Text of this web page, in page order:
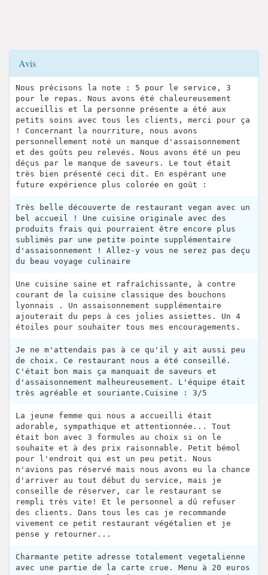
Avis
Nous précisons la note : 5 pour le service, 3
pour le repas. Nous avons été chaleureusement
accueillis et la personne présente a été aux
petits soins avec tous les clients, merci pour ça
! Concernant la nourriture, nous avons
personnellement noté un manque d'assaisonnement
et des goûts peu relevés. Nous avons été un peu
déçus par le manque de saveurs. Le tout était
très bien présenté ceci dit. En espérant une
future expérience plus colorée en goût :
Très belle découverte de restaurant vegan avec un
bel accueil ! Une cuisine originale avec des
produits frais qui pourraient être encore plus
sublimés par une petite pointe supplémentaire
d'assaisonnement ! Allez-y vous ne serez pas deçu
du beau voyage culinaire
Une cuisine saine et rafraîchissante, à contre
courant de la cuisine classique des bouchons
lyonnais . Un assaisonnement supplémentaire
ajouterait du peps à ces jolies assiettes. Un 4
étoiles pour souhaiter tous mes encouragements.
Je ne m'attendais pas à ce qu'il y ait aussi peu
de choix. Ce restaurant nous a été conseillé.
C'était bon mais ça manquait de saveurs et
d'assaisonnement malheureusement. L'équipe était
très agréable et souriante.Cuisine : 3/5
La jeune femme qui nous a accueilli était
adorable, sympathique et attentionnée... Tout
était bon avec 3 formules au choix si on le
souhaite et à des prix raisonnable. Petit bémol
pour l'endroit qui est un peu petit. Nous
n'avions pas réservé mais nous avons eu la chance
d'arriver au tout début du service, mais je
conseille de réserver, car le restaurant se
rempli très vite! Et le personnel a dû refuser
des clients. Dans tous les cas je recommande
vivement ce petit restaurant végétalien et je
pense y retourner...
Charmante petite adresse totalement vegetalienne
avec une partie de la carte crue. Menu à 20 euros